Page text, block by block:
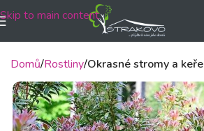
Skip to main content
Domů Rostliny Okrasné stromy a keře